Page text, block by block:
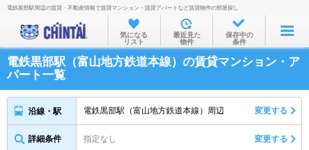
お部屋を探す
沿線・駅から
住所から
家賃相場から
電鉄黒部駅周辺の賃貸・不動産情報で賃貸マンション・賃貸アパートなど賃貸物件の部屋探し
気になる
リスト
最近見た
物件
保存中の
条件
電鉄黒部駅（富山地方鉄道本線）の賃貸マンション・ア
パート一覧
沿線・駅 電鉄黒部駅（富山地方鉄道本線）周辺 変更する
詳細条件 指定なし 変更する